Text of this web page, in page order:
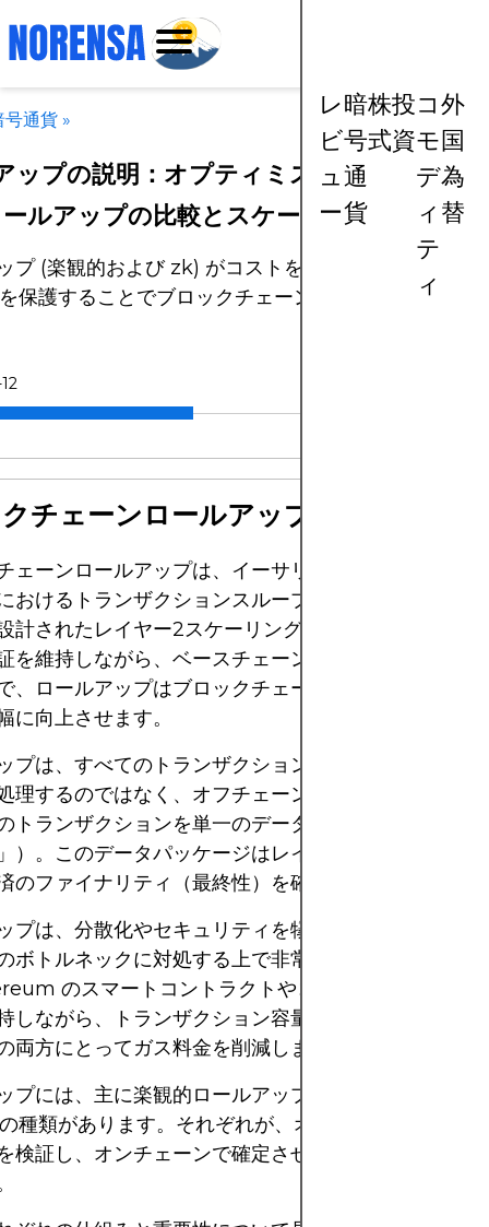
レ
ビ
ュ
ー
暗
号
通
貨
株
式
投
資
コ
モ
デ
ィ
テ
ィ
外
国
為
替
号通貨 »
ップの説明：オプティミスティックロー
ルアップの比較とスケーリングにおける
プ (楽観的および zk) がコストを削減し、速度を向上
保護することでブロックチェーンを拡張する方法を
チェーンロールアップとは？
ェーンロールアップは、イーサリアムなどのレイヤー
おけるトランザクションスループットの向上とコス
計されたレイヤー2スケーリングソリューションです
を維持しながら、ベースチェーンから実行と計算を
、ロールアップはブロックチェーンネットワークの
に向上させます。
プは、すべてのトランザクションをイーサリアムメ
理するのではなく、オフチェーンでトランザクショ
トランザクションを単一のデータバッチにまとめま
）。このデータパッケージはレイヤー1チェーンに公
のファイナリティ（最終性）を確保します。
プは、分散化やセキュリティを犠牲にすることなく
ボトルネックに対処する上で非常に重要です。ロー
のスマートコントラクトやコンセンサスメカニ
しながら、トランザクション容量を大幅に向上させ
両方にとってガス料金を削減します。
プには、主に楽観的ロールアップとゼロ知識 (ZK) ロ
種類があります。それぞれが、オフチェーントラン
検証し、オンチェーンで確定させる前に、異なる方